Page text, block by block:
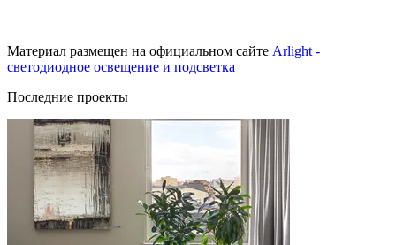
Материал размещен на официальном сайте Arlight -
светодиодное освещение и подсветка
Последние проекты